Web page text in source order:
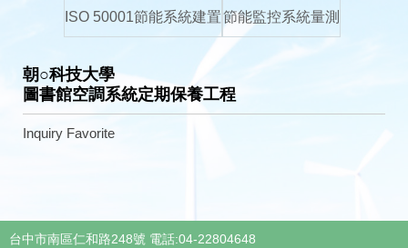
ISO 50001節能系統建置節能監控系統量測
朝○科技大學
圖書館空調系統定期保養工程
Inquiry Favorite
台中市南區仁和路248號 電話:04-22804648